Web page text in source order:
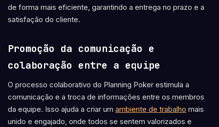
de forma mais eficiente, garantindo a entrega no prazo e a
satisfação do cliente.
Promoção da comunicação e
colaboração entre a equipe
O processo colaborativo do Planning Poker estimula a
comunicação e a troca de informações entre os membros
da equipe. Isso ajuda a criar um ambiente de trabalho mais
unido e engajado, onde todos se sentem valorizados e